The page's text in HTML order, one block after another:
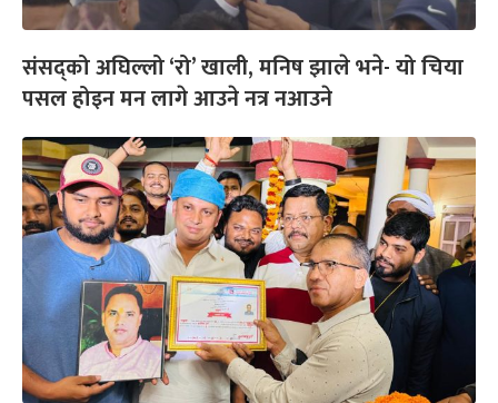
संसद्‌को अघिल्लो ‘रो’ खाली, मनिष झाले भने- यो चिया
पसल होइन मन लागे आउने नत्र नआउने